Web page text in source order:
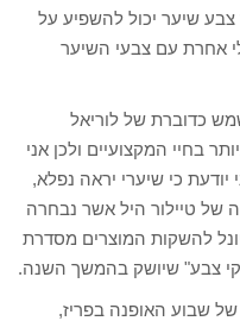
צבע שיער יכול להשפיע על
אחרת עם צבעי השיער
כדוברת של לוריאל
בחיי המקצועיים ולכן אני
יודעת כי שיערי יראה נפלא,
של טיילור היל אשר נבחרה
להשקות המוצרים מסדרת
צבע" שיושק בהמשך השנה.
שבוע האופנה בפריז,